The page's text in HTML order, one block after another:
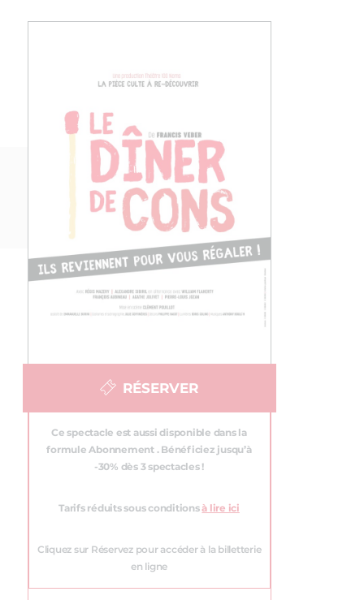
RÉSERVER
Ce spectacle est aussi disponible dans la
formule Abonnement . Bénéficiez jusqu’à
-30% dès 3 spectacles !
Tarifs réduits sous conditionsà lire ici
Cliquez sur Réservez pour accéder à la billetterie
en ligne